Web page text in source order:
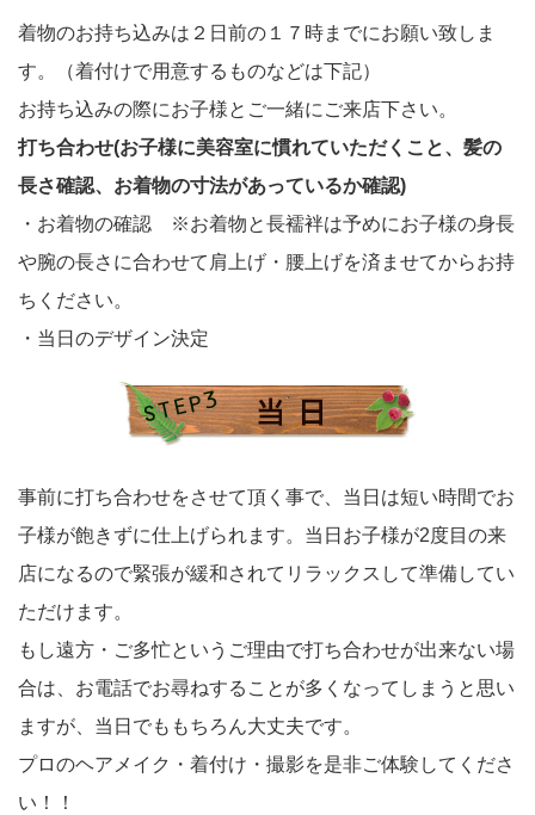
着物のお持ち込みは２日前の１７時までにお願い致しま
す。（着付けで用意するものなどは下記）
お持ち込みの際にお子様とご一緒にご来店下さい。
打ち合わせ(お子様に美容室に慣れていただくこと、髪の
長さ確認、お着物の寸法があっているか確認)
・お着物の確認 ※お着物と長襦袢は予めにお子様の身長
や腕の長さに合わせて肩上げ・腰上げを済ませてからお持
ちください。
・当日のデザイン決定
事前に打ち合わせをさせて頂く事で、当日は短い時間でお
子様が飽きずに仕上げられます。当日お子様が2度目の来
店になるので緊張が緩和されてリラックスして準備してい
ただけます。
もし遠方・ご多忙というご理由で打ち合わせが出来ない場
合は、お電話でお尋ねすることが多くなってしまうと思い
ますが、当日でももちろん大丈夫です。
プロのヘアメイク・着付け・撮影を是非ご体験してくださ
い！！